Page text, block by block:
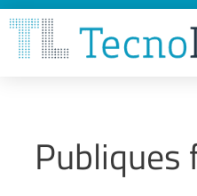
Publiques